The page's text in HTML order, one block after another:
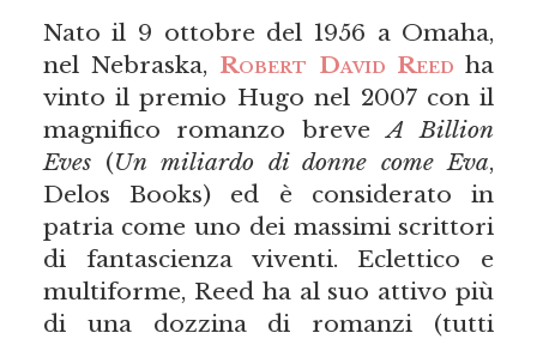
Nato il 9 ottobre del 1956 a Omaha,
nel Nebraska, Robert David Reedha
vinto il premio Hugo nel 2007 con il
magnifico romanzo breveA Billion
Eves(Un miliardo di donne come Eva,
Delos Books) ed è considerato in
patria come uno dei massimi scrittori
di fantascienza viventi. Eclettico e
multiforme, Reed ha al suo attivo più
di una dozzina di romanzi (tutti